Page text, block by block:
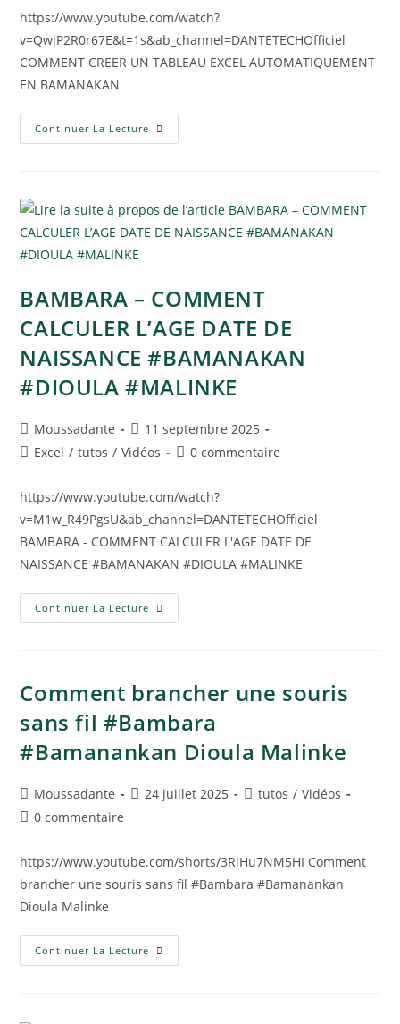
https://www.youtube.com/watch?
v=QwjP2R0r67E&t=1s&ab_channel=DANTETECHOfficiel
COMMENT CREER UN TABLEAU EXCEL AUTOMATIQUEMENT
EN BAMANAKAN
Continuer La Lecture
BAMBARA – COMMENT
CALCULER L’AGE DATE DE
NAISSANCE #BAMANAKAN
#DIOULA #MALINKE
Moussadante
11 septembre 2025
Excel / tutos / Vidéos 0 commentaire
https://www.youtube.com/watch?
v=M1w_R49PgsU&ab_channel=DANTETECHOfficiel
BAMBARA - COMMENT CALCULER L'AGE DATE DE
NAISSANCE #BAMANAKAN #DIOULA #MALINKE
Continuer La Lecture
Comment brancher une souris
sans fil #Bambara
#Bamanankan Dioula Malinke
Moussadante 24 juillet 2025 tutos / Vidéos
0 commentaire
https://www.youtube.com/shorts/3RiHu7NM5HI Comment
brancher une souris sans fil #Bambara #Bamanankan
Dioula Malinke
Continuer La Lecture